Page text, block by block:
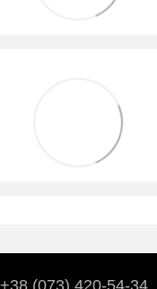
+38 (073) 420-54-34